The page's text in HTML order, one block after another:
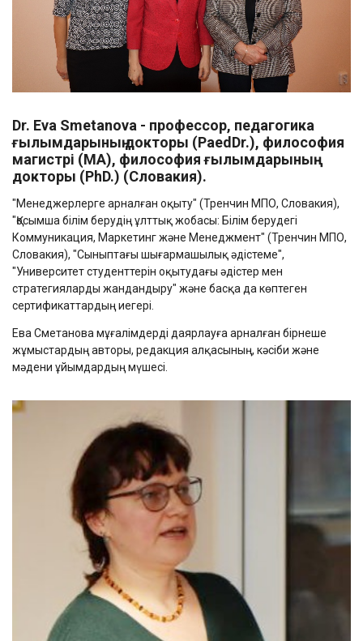
Dr. Eva Smetanova - профессор, педагогика
ғылымдарының докторы (PaedDr.), философия
магистрі (MA), философия ғылымдарының
докторы (PhD.) (Словакия).
"Менеджерлерге арналған оқыту" (Тренчин МПО, Словакия),
"Қосымша білім берудің ұлттық жобасы: Білім берудегі
Коммуникация, Маркетинг және Менеджмент" (Тренчин МПО,
Словакия), "Сыныптағы шығармашылық әдістеме",
"Университет студенттерін оқытудағы әдістер мен
стратегияларды жандандыру" және басқа да көптеген
сертификаттардың иегері.
Ева Сметанова мұғалімдерді даярлауға арналған бірнеше
жұмыстардың авторы, редакция алқасының, кәсіби және
мәдени ұйымдардың мүшесі.